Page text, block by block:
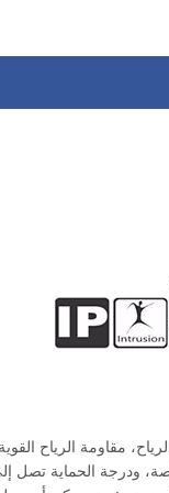
مقاومة الرياح